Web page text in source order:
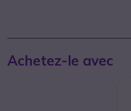
Achetez-le avec